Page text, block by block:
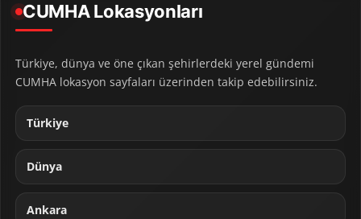
CUMHA Lokasyonları
Türkiye, dünya ve öne çıkan şehirlerdeki yerel gündemi
CUMHA lokasyon sayfaları üzerinden takip edebilirsiniz.
Türkiye
Dünya
Ankara